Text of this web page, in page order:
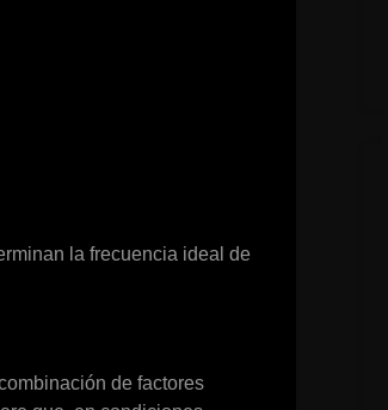
la frecuencia ideal de
de factores